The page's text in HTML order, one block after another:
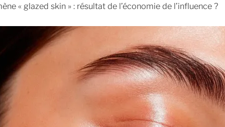
« glazed skin » : résultat de l’économie de l’influence ?